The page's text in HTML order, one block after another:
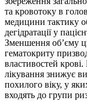
та кровотоку в
медицини тактику
дегідратації у
Зменшення об’єму
гематокриту
властивостей
лікування знижує
похилого віку, у
входять до групи